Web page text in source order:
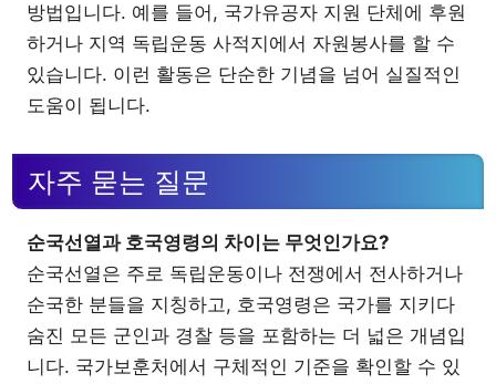
방법입니다. 예를 들어, 국가유공자 지원 단체에 후원
하거나 지역 독립운동 사적지에서 자원봉사를 할 수
있습니다. 이런 활동은 단순한 기념을 넘어 실질적인
도움이 됩니다.
자주 묻는 질문
순국선열과 호국영령의 차이는 무엇인가요?
순국선열은 주로 독립운동이나 전쟁에서 전사하거나
순국한 분들을 지칭하고, 호국영령은 국가를 지키다
숨진 모든 군인과 경찰 등을 포함하는 더 넓은 개념입
니다. 국가보훈처에서 구체적인 기준을 확인할 수 있